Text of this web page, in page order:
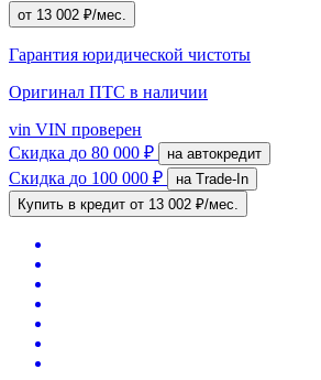
от 13 002 ₽/мес.
Гарантия юридической чистоты
Оригинал ПТС в наличии
vin VIN проверен
Скидка до 80 000 ₽ на автокредит
Скидка до 100 000 ₽
на Trade-In
Купить в кредит от 13 002 ₽/мес.